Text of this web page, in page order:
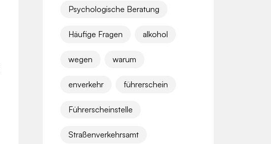
Psychologische Beratung
Häufige Fragen alkohol
wegen warum
enverkehr führerschein
Führerscheinstelle
Straßenverkehrsamt